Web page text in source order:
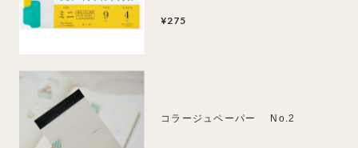
¥275
コラージュペーパー No.2